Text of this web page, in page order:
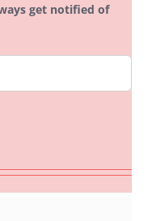
get notified of